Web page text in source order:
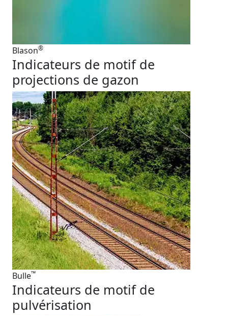
Blason®
Indicateurs de motif de
projections de gazon
Bulle™
Indicateurs de motif de
pulvérisation